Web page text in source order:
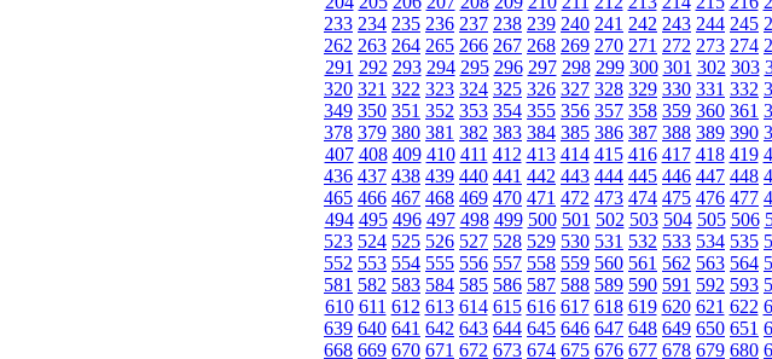
233 234 235 236 237 238 239 240 241 242 243 244 245
262 263 264 265 266 267 268 269 270 271 272 273 274
291 292 293 294 295 296 297 298 299 300 301 302 303
320 321 322 323 324 325 326 327 328 329 330 331 332
349 350 351 352 353 354 355 356 357 358 359 360 361
378 379 380 381 382 383 384 385 386 387 388 389 390
407 408 409 410 411 412 413 414 415 416 417 418 419
436 437 438 439 440 441 442 443 444 445 446 447 448
465 466 467 468 469 470 471 472 473 474 475 476 477
494 495 496 497 498 499 500 501 502 503 504 505 506
523 524 525 526 527 528 529 530 531 532 533 534 535
552 553 554 555 556 557 558 559 560 561 562 563 564
581 582 583 584 585 586 587 588 589 590 591 592 593
610 611 612 613 614 615 616 617 618 619 620 621 622
639 640 641 642 643 644 645 646 647 648 649 650 651
668 669 670 671 672 673 674 675 676 677 678 679 680